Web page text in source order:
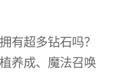
有超多钻石吗？
养成、魔法召唤